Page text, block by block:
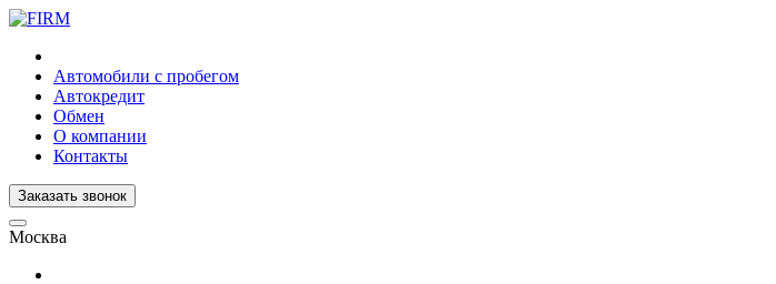
Автомобили с пробегом
Автокредит
Обмен
О компании
Контакты
Заказать звонок
Москва